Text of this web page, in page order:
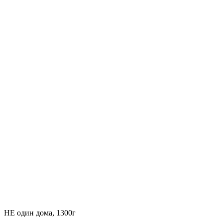
НЕ один дома, 1300г